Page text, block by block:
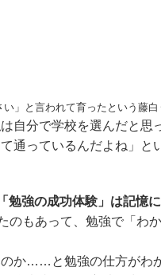
」と言われて育ったという藤白
分で学校を選んだと
通っているんだよね」と
強の成功体験」は記憶
もあって、勉強で「わ
か……と勉強の仕方がわ